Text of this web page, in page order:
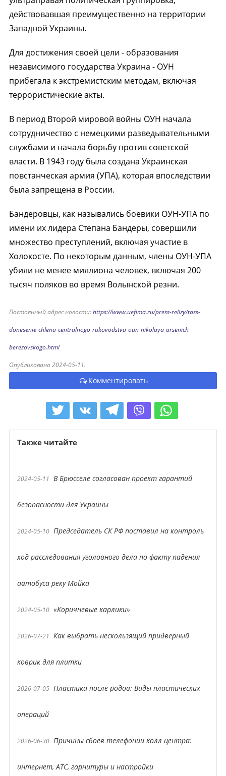
действовавшая преимущественно на территории
Западной Украины.
Для достижения своей цели - образования
независимого государства Украина - ОУН
прибегала к экстремистским методам, включая
террористические акты.
В период Второй мировой войны ОУН начала
сотрудничество с немецкими разведывательными
службами и начала борьбу против советской
власти. В 1943 году была создана Украинская
повстанческая армия (УПА), которая впоследствии
была запрещена в России.
Бандеровцы, как назывались боевики ОУН-УПА по
имени их лидера Степана Бандеры, совершили
множество преступлений, включая участие в
Холокосте. По некоторым данным, члены ОУН-УПА
убили не менее миллиона человек, включая 200
тысяч поляков во время Волынской резни.
Постоянный адрес новости:https://www.uefima.ru/press-relizy/tass-
donesenie-chlena-centralnogo-rukovodstva-oun-nikolaya-arsenich-
berezovskogo.html
Опубликовано 2024-05-11.
Комментировать
Также читайте
2024-05-11 В Брюсселе согласован проект гарантий
безопасности для Украины
2024-05-10 Председатель СК РФ поставил на контроль
ход расследования уголовного дела по факту падения
автобуса реку Мойка
2024-05-10 «Коричневые карлики»
2026-07-21 Как выбрать нескользящий придверный
коврик для плитки
2026-07-05 Пластика после родов: Виды пластических
операций
2026-06-30 Причины сбоев телефонии колл центра:
интернет, АТС, гарнитуры и настройки